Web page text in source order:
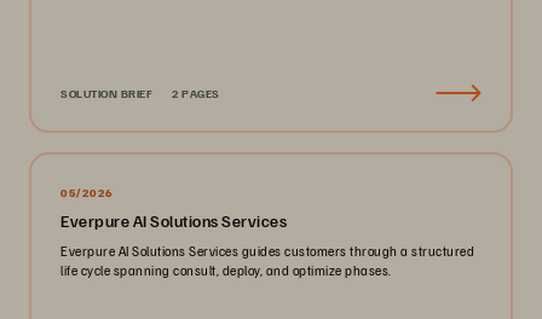
SOLUTION BRIEF 2 PAGES
05/2026
Everpure AI Solutions Services
Everpure AI Solutions Services guides customers through a structured
life cycle spanning consult, deploy, and optimize phases.